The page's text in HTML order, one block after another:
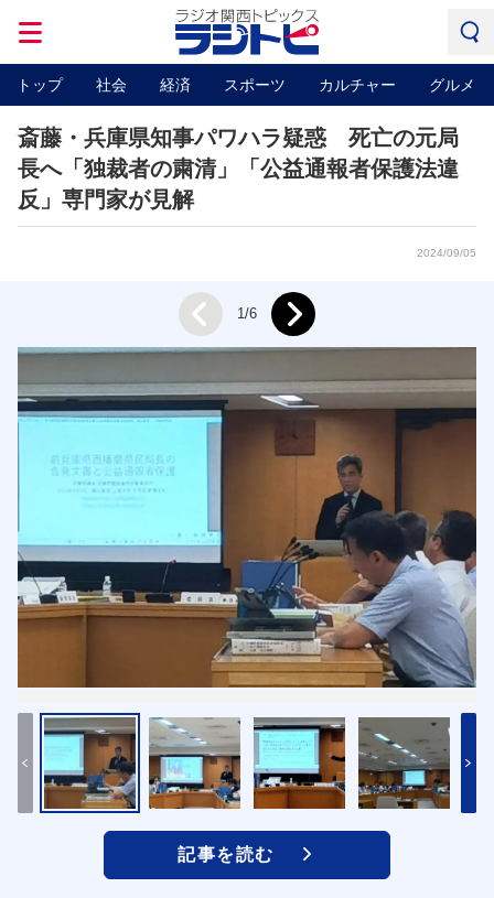
トップ 社会 経済 スポーツ カルチャー グルメ
斎藤・兵庫県知事パワハラ疑惑 死亡の元局
長へ「独裁者の粛清」「公益通報者保護法違
反」専門家が見解
2024/09/05
Prev 1/6 Next
記事を読む